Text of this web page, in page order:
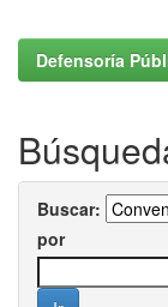
Defensoría
Buscar:
por